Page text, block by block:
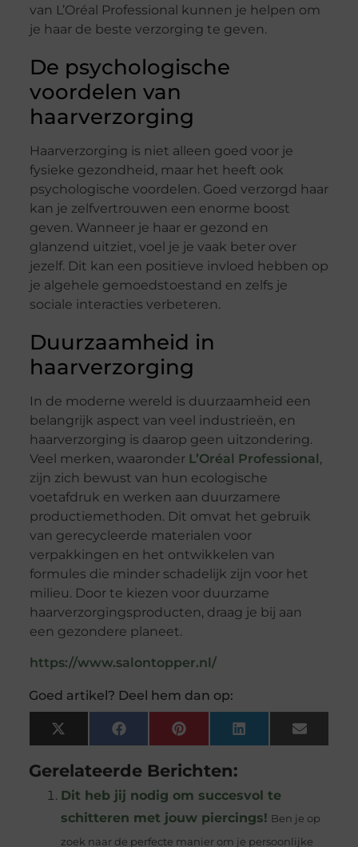
van L’Oréal Professional kunnen je helpen om
je haar de beste verzorging te geven.
De psychologische
voordelen van
haarverzorging
Haarverzorging is niet alleen goed voor je
fysieke gezondheid, maar het heeft ook
psychologische voordelen. Goed verzorgd haar
kan je zelfvertrouwen een enorme boost
geven. Wanneer je haar er gezond en
glanzend uitziet, voel je je vaak beter over
jezelf. Dit kan een positieve invloed hebben op
je algehele gemoedstoestand en zelfs je
sociale interacties verbeteren.
Duurzaamheid in
haarverzorging
In de moderne wereld is duurzaamheid een
belangrijk aspect van veel industrieën, en
haarverzorging is daarop geen uitzondering.
Veel merken, waaronder L’Oréal Professional,
zijn zich bewust van hun ecologische
voetafdruk en werken aan duurzamere
productiemethoden. Dit omvat het gebruik
van gerecycleerde materialen voor
verpakkingen en het ontwikkelen van
formules die minder schadelijk zijn voor het
milieu. Door te kiezen voor duurzame
haarverzorgingsproducten, draag je bij aan
een gezondere planeet.
https://www.salontopper.nl/
Goed artikel? Deel hem dan op:
X
(Twitter)
FacebookPinterestLinkedInEmail
Gerelateerde Berichten:
Dit heb jij nodig om succesvol te
schitteren met jouw piercings! Ben je op
zoek naar de perfecte manier om je persoonlijke